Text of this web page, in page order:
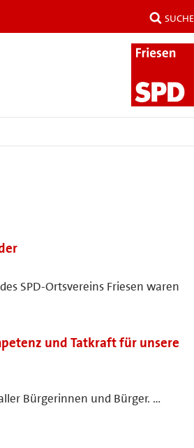
SUCHE
SPD-Ortsvereins Friesen waren
und Tatkraft für unsere
Bürgerinnen und Bürger. …